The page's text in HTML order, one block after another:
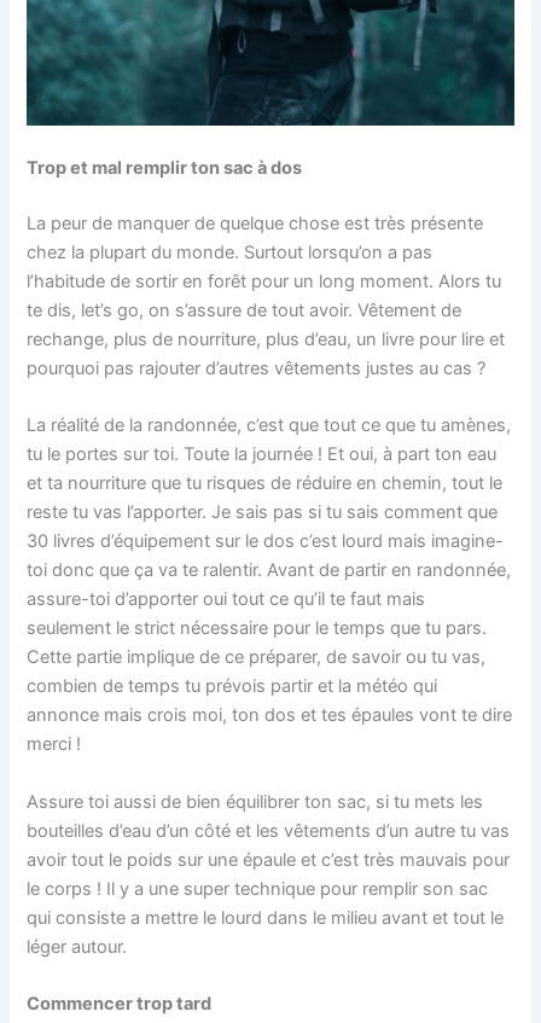
Trop et mal remplir ton sac à dos
La peur de manquer de quelque chose est très présente
chez la plupart du monde. Surtout lorsqu’on a pas
l’habitude de sortir en forêt pour un long moment. Alors tu
te dis, let’s go, on s’assure de tout avoir. Vêtement de
rechange, plus de nourriture, plus d’eau, un livre pour lire et
pourquoi pas rajouter d’autres vêtements justes au cas ?
La réalité de la randonnée, c’est que tout ce que tu amènes,
tu le portes sur toi. Toute la journée ! Et oui, à part ton eau
et ta nourriture que tu risques de réduire en chemin, tout le
reste tu vas l’apporter. Je sais pas si tu sais comment que
30 livres d’équipement sur le dos c’est lourd mais imagine-
toi donc que ça va te ralentir. Avant de partir en randonnée,
assure-toi d’apporter oui tout ce qu’il te faut mais
seulement le strict nécessaire pour le temps que tu pars.
Cette partie implique de ce préparer, de savoir ou tu vas,
combien de temps tu prévois partir et la météo qui
annonce mais crois moi, ton dos et tes épaules vont te dire
merci !
Assure toi aussi de bien équilibrer ton sac, si tu mets les
bouteilles d’eau d’un côté et les vêtements d’un autre tu vas
avoir tout le poids sur une épaule et c’est très mauvais pour
le corps ! Il y a une super technique pour remplir son sac
qui consiste a mettre le lourd dans le milieu avant et tout le
léger autour.
Commencer trop tard